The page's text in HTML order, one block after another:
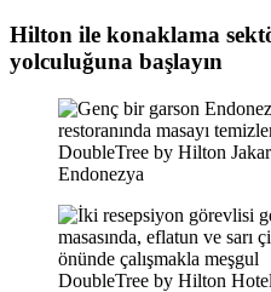
Hilton ile konaklama
yolculuğuna başlayın
DoubleTree by Hilton
Endonezya
DoubleTree by Hilton